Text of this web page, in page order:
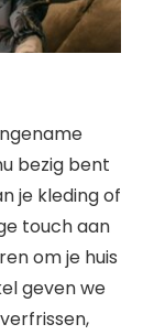
bezig bent
je kleding of
touch aan
om je huis
geven we